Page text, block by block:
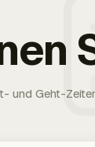
und Geht-